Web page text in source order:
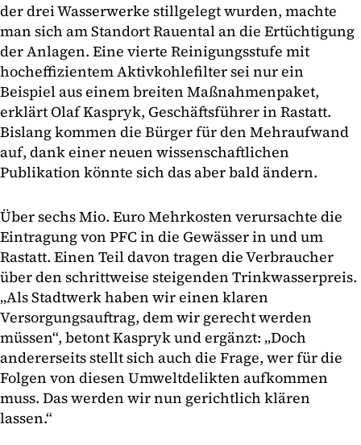
der drei Wasserwerke stillgelegt wurden, machte
man sich am Standort Rauental an die Ertüchtigung
der Anlagen. Eine vierte Reinigungsstufe mit
hocheffizientem Aktivkohlefilter sei nur ein
Beispiel aus einem breiten Maßnahmenpaket,
erklärt Olaf Kaspryk, Geschäftsführer in Rastatt.
Bislang kommen die Bürger für den Mehraufwand
auf, dank einer neuen wissenschaftlichen
Publikation könnte sich das aber bald ändern.
Über sechs Mio. Euro Mehrkosten verursachte die
Eintragung von PFC in die Gewässer in und um
Rastatt. Einen Teil davon tragen die Verbraucher
über den schrittweise steigenden Trinkwasserpreis.
„Als Stadtwerk haben wir einen klaren
Versorgungsauftrag, dem wir gerecht werden
müssen“, betont Kaspryk und ergänzt: „Doch
andererseits stellt sich auch die Frage, wer für die
Folgen von diesen Umweltdelikten aufkommen
muss. Das werden wir nun gerichtlich klären
lassen.“